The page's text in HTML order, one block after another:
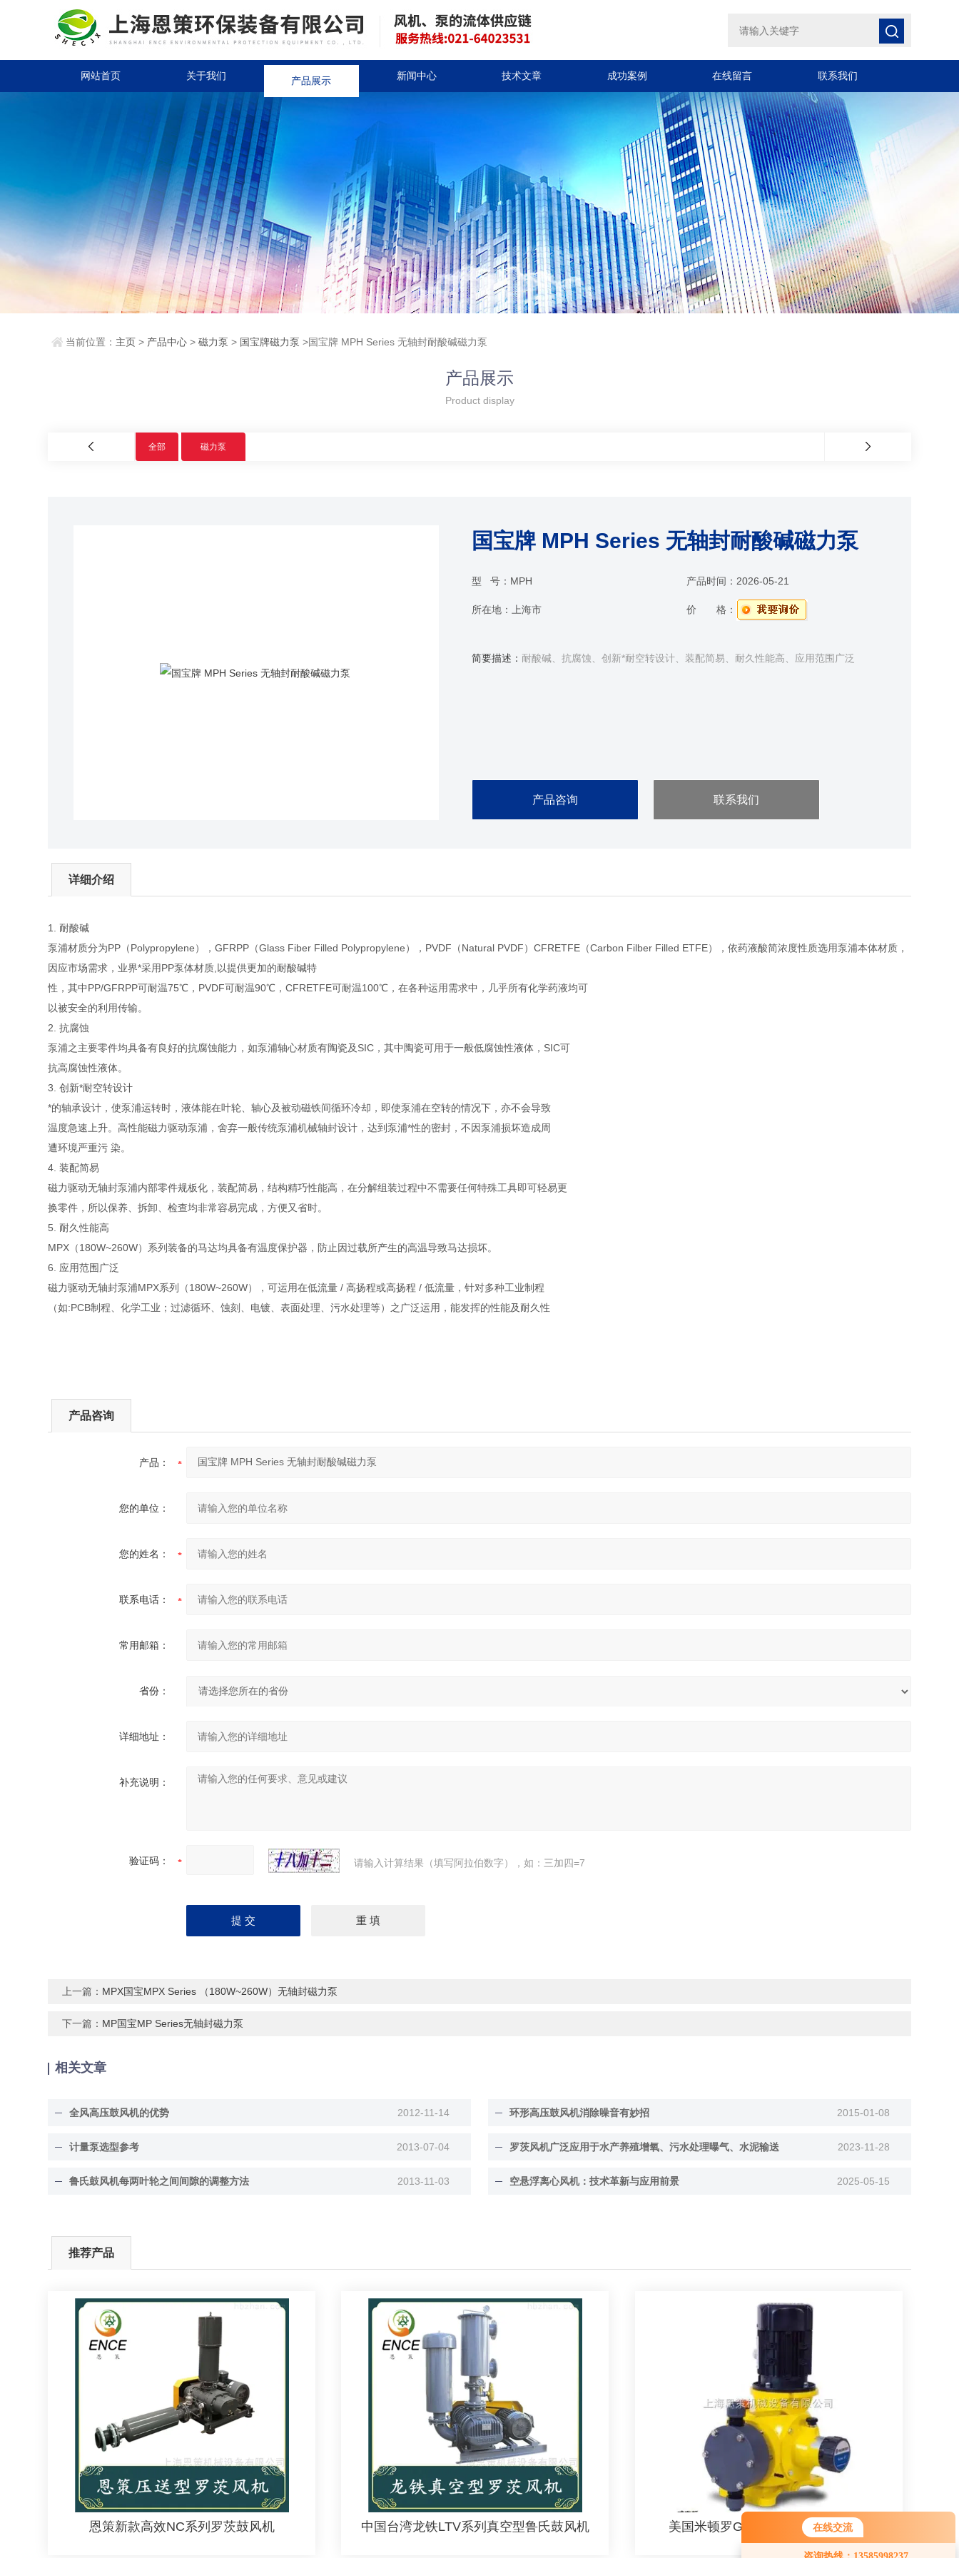
在线交流
网站首页 关于我们 产品展示 新闻中心 技术文章 成功案例 在线留言 联系我们
当前位置： 主页 > 产品中心 >磁力泵 > 国宝牌磁力泵 >国宝牌 MPH Series 无轴封耐酸碱磁力泵
产品展示
Product display
全部 磁力泵
国宝牌 MPH Series 无轴封耐酸碱磁力泵
型 号： MPH 产品时间： 2026-05-21
所在地： 上海市 价 格：
简要描述： 耐酸碱、抗腐蚀、创新*耐空转设计、装配简易、耐久性能高、应用范围广泛
产品咨询 联系我们
详细介绍
1. 耐酸碱
泵浦材质分为PP（Polypropylene），GFRPP（Glass Fiber Filled Polypropylene），PVDF（Natural PVDF）CFRETFE（Carbon Filber Filled ETFE），依药液酸简浓度性质选用泵浦本体材质，
因应市场需求，业界*采用PP泵体材质,以提供更加的耐酸碱特
性，其中PP/GFRPP可耐温75℃，PVDF可耐温90℃，CFRETFE可耐温100℃，在各种运用需求中，几乎所有化学药液均可
以被安全的利用传输。
2. 抗腐蚀
泵浦之主要零件均具备有良好的抗腐蚀能力，如泵浦轴心材质有陶瓷及SIC，其中陶瓷可用于一般低腐蚀性液体，SIC可
抗高腐蚀性液体。
3. 创新*耐空转设计
*的轴承设计，使泵浦运转时，液体能在叶轮、轴心及被动磁铁间循环冷却，即使泵浦在空转的情况下，亦不会导致
温度急速上升。高性能磁力驱动泵浦，舍弃一般传统泵浦机械轴封设计，达到泵浦*性的密封，不因泵浦损坏造成周
遭环境严重污 染。
4. 装配简易
磁力驱动无轴封泵浦内部零件规板化，装配简易，结构精巧性能高，在分解组装过程中不需要任何特殊工具即可轻易更
换零件，所以保养、拆卸、检查均非常容易完成，方便又省时。
5. 耐久性能高
MPX（180W~260W）系列装备的马达均具备有温度保护器，防止因过载所产生的高温导致马达损坏。
6. 应用范围广泛
磁力驱动无轴封泵浦MPX系列（180W~260W），可运用在低流量 / 高扬程或高扬程 / 低流量，针对多种工业制程
（如:PCB制程、化学工业；过滤循环、蚀刻、电镀、表面处理、污水处理等）之广泛运用，能发挥的性能及耐久性
产品咨询
产品：
您的单位：
您的姓名：
联系电话：
常用邮箱：
省份：
详细地址：
补充说明：
验证码： 请输入计算结果（填写阿拉伯数字），如：三加四=7
上一篇： MPX国宝MPX Series （180W~260W）无轴封磁力泵
下一篇： MP国宝MP Series无轴封磁力泵
相关文章
全风高压鼓风机的优势 2012-11-14 环形高压鼓风机消除噪音有妙招 2015-01-08
计量泵选型参考 2013-07-04 罗茨风机广泛应用于水产养殖增氧、污水处理曝气、水泥输送 2023-11-28
鲁氏鼓风机每两叶轮之间间隙的调整方法 2013-11-03 空悬浮离心风机：技术革新与应用前景 2025-05-15
推荐产品
恩策新款高效NC系列罗茨鼓风机 中国台湾龙铁LTV系列真空型鲁氏鼓风机 美国米顿罗GM系列机械隔膜计量泵